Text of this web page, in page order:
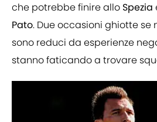
che potrebbe finire allo Spezia
Pato. Due occasioni ghiotte se
sono reduci da esperienze
stanno faticando a trovare